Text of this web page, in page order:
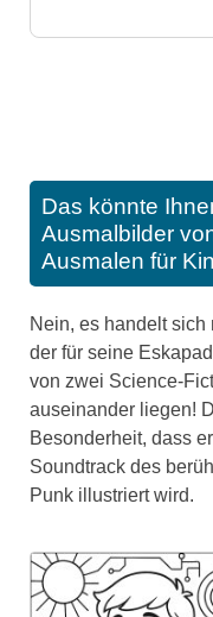
Das könnte
Ausmalbilder
Ausmalen für
Nein, es handelt
der für seine
von zwei Science-
auseinander liegen!
Besonderheit, dass
Soundtrack des
Punk illustriert wird.